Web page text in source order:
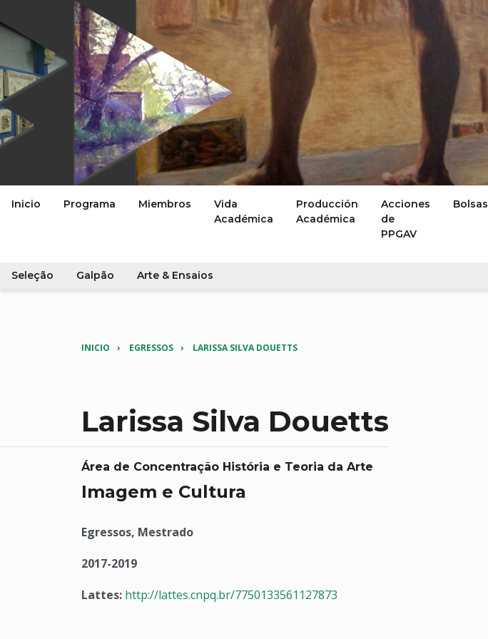
Inicio Programa Miembros
Vida
Académica
Producción
Académica
Acciones
de
PPGAV
Bolsas
Seleção Galpão Arte & Ensaios
INICIO EGRESSOS LARISSA SILVA DOUETTS
Larissa Silva Douetts
Área de Concentração História e Teoria da Arte
Imagem e Cultura
Egressos, Mestrado
2017-2019
Lattes: http://lattes.cnpq.br/7750133561127873